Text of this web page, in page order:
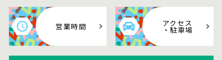
営業時間 アクセス
・駐車場